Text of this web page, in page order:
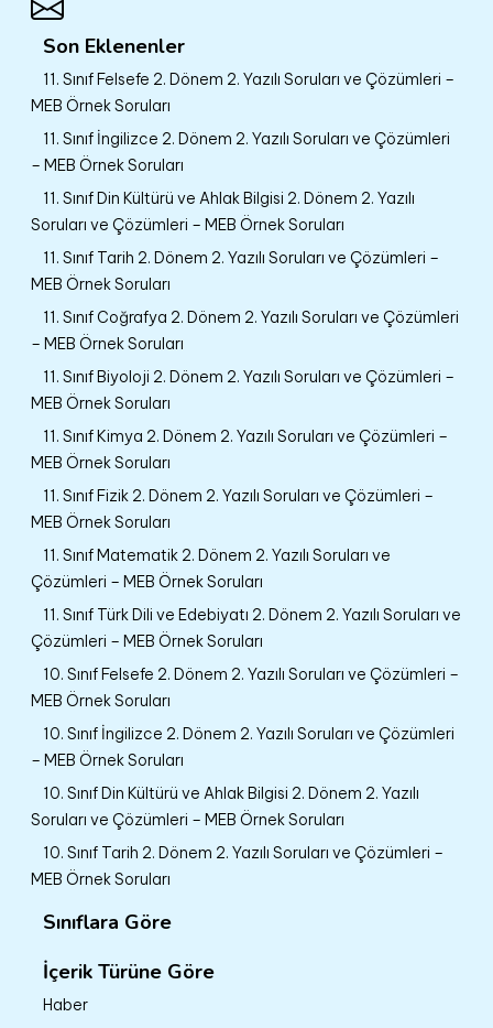
Son Eklenenler
11. Sınıf Felsefe 2. Dönem 2. Yazılı Soruları ve Çözümleri –
MEB Örnek Soruları
11. Sınıf İngilizce 2. Dönem 2. Yazılı Soruları ve Çözümleri
– MEB Örnek Soruları
11. Sınıf Din Kültürü ve Ahlak Bilgisi 2. Dönem 2. Yazılı
Soruları ve Çözümleri – MEB Örnek Soruları
11. Sınıf Tarih 2. Dönem 2. Yazılı Soruları ve Çözümleri –
MEB Örnek Soruları
11. Sınıf Coğrafya 2. Dönem 2. Yazılı Soruları ve Çözümleri
– MEB Örnek Soruları
11. Sınıf Biyoloji 2. Dönem 2. Yazılı Soruları ve Çözümleri –
MEB Örnek Soruları
11. Sınıf Kimya 2. Dönem 2. Yazılı Soruları ve Çözümleri –
MEB Örnek Soruları
11. Sınıf Fizik 2. Dönem 2. Yazılı Soruları ve Çözümleri –
MEB Örnek Soruları
11. Sınıf Matematik 2. Dönem 2. Yazılı Soruları ve
Çözümleri – MEB Örnek Soruları
11. Sınıf Türk Dili ve Edebiyatı 2. Dönem 2. Yazılı Soruları ve
Çözümleri – MEB Örnek Soruları
10. Sınıf Felsefe 2. Dönem 2. Yazılı Soruları ve Çözümleri –
MEB Örnek Soruları
10. Sınıf İngilizce 2. Dönem 2. Yazılı Soruları ve Çözümleri
– MEB Örnek Soruları
10. Sınıf Din Kültürü ve Ahlak Bilgisi 2. Dönem 2. Yazılı
Soruları ve Çözümleri – MEB Örnek Soruları
10. Sınıf Tarih 2. Dönem 2. Yazılı Soruları ve Çözümleri –
MEB Örnek Soruları
Sınıflara Göre
İçerik Türüne Göre
Haber